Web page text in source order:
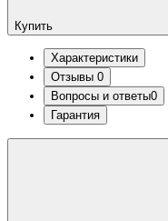
Купить
Характеристики
Отзывы 0
Вопросы и ответы0
Гарантия